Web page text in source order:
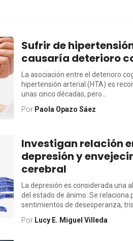
Sufrir de
causaría deterioro
La asociación entre el deterioro
hipertensión arterial (HTA) es
unas cinco décadas, pero...
Por Paola Opazo Sáez
Investigan relación
depresión y
cerebral
La depresión es considerada una
del estado de ánimo. Se relaciona
sentimientos de desesperanza,
Por Lucy E. Miguel Villeda